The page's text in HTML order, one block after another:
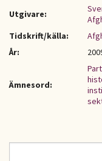
Utgivare:
Tidskrift/källa:
År:
Ämnesord: